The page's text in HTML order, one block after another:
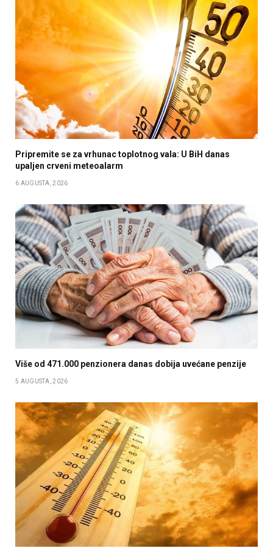
Pripremite se za vrhunac toplotnog vala: U BiH danas
upaljen crveni meteoalarm
6 AUGUSTA, 2026
Više od 471.000 penzionera danas dobija uvećane penzije
5 AUGUSTA, 2026